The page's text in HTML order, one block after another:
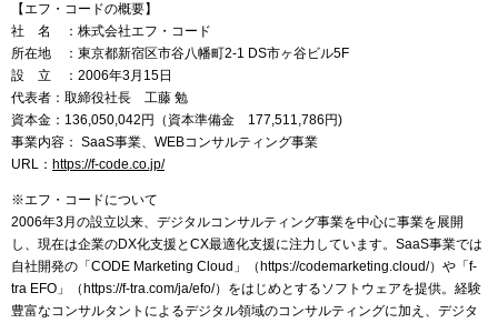
【エフ・コードの概要】
社 名 ：株式会社エフ・コード
所在地 ：東京都新宿区市谷八幡町2-1 DS市ヶ谷ビル5F
設 立 ：2006年3月15日
代表者：取締役社長 工藤 勉
資本金：136,050,042円（資本準備金 177,511,786円)
事業内容： SaaS事業、WEBコンサルティング事業
URL： https://f-code.co.jp/
※エフ・コードについて
2006年3月の設立以来、デジタルコンサルティング事業を中心に事業を展開
し、現在は企業のDX化支援とCX最適化支援に注力しています。SaaS事業では
自社開発の「CODE Marketing Cloud」（https://codemarketing.cloud/）や「f-
tra EFO」（https://f-tra.com/ja/efo/）をはじめとするソフトウェアを提供。経験
豊富なコンサルタントによるデジタル領域のコンサルティングに加え、デジタ